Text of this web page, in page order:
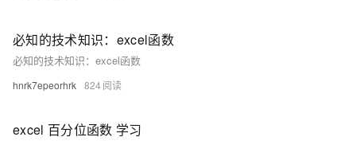
必知的技术知识：excel函数
必知的技术知识：excel函数
hnrk7epeorhrk 824
excel 百分位函数 学习